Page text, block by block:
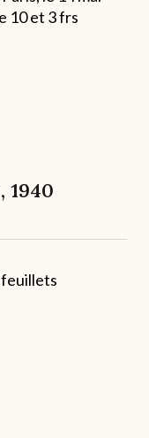
10 et 3 frs
1940
feuillets